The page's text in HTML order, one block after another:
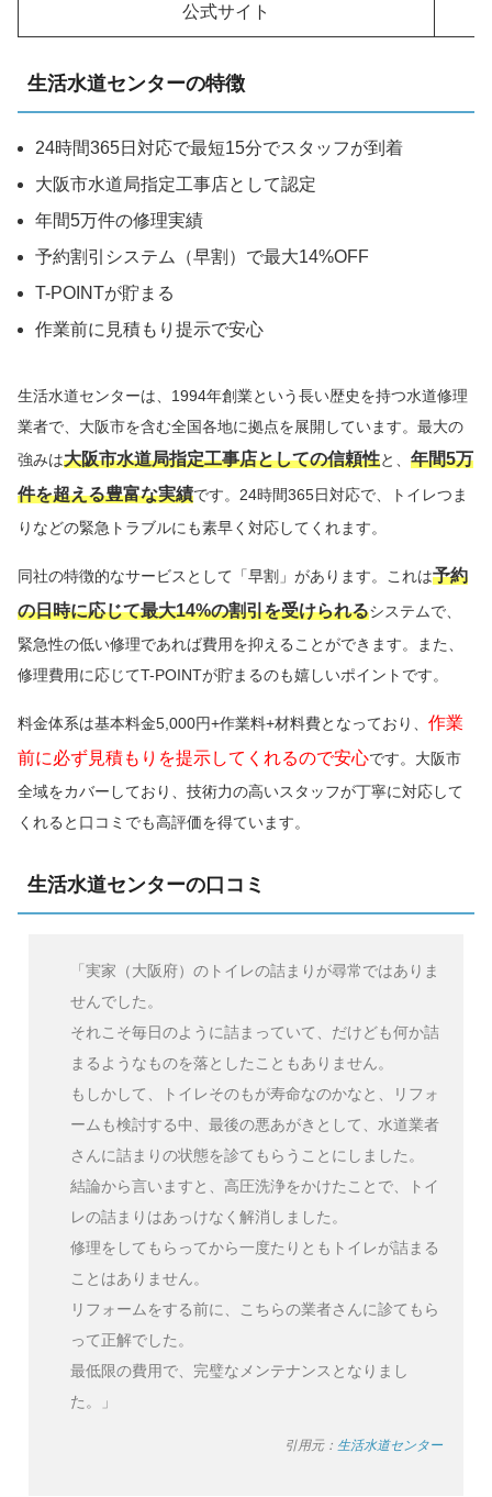
公式サイト
生活水道センターの特徴
24時間365日対応で最短15分でスタッフが到着
大阪市水道局指定工事店として認定
年間5万件の修理実績
予約割引システム（早割）で最大14%OFF
T-POINTが貯まる
作業前に見積もり提示で安心
生活水道センターは、1994年創業という長い歴史を持つ水道修理
業者で、大阪市を含む全国各地に拠点を展開しています。最大の
強みは大阪市水道局指定工事店としての信頼性と、 年間5万
件を超える豊富な実績です。24時間365日対応で、トイレつま
りなどの緊急トラブルにも素早く対応してくれます。
同社の特徴的なサービスとして「早割」があります。これは予約
の日時に応じて最大14%の割引を受けられるシステムで、
緊急性の低い修理であれば費用を抑えることができます。また、
修理費用に応じてT-POINTが貯まるのも嬉しいポイントです。
料金体系は基本料金5,000円+作業料+材料費となっており、 作業
前に必ず見積もりを提示してくれるので安心です。大阪市
全域をカバーしており、技術力の高いスタッフが丁寧に対応して
くれると口コミでも高評価を得ています。
生活水道センターの口コミ
「実家（大阪府）のトイレの詰まりが尋常ではありま
せんでした。
それこそ毎日のように詰まっていて、だけども何か詰
まるようなものを落としたこともありません。
もしかして、トイレそのもが寿命なのかなと、リフォ
ームも検討する中、最後の悪あがきとして、水道業者
さんに詰まりの状態を診てもらうことにしました。
結論から言いますと、高圧洗浄をかけたことで、トイ
レの詰まりはあっけなく解消しました。
修理をしてもらってから一度たりともトイレが詰まる
ことはありません。
リフォームをする前に、こちらの業者さんに診てもら
って正解でした。
最低限の費用で、完璧なメンテナンスとなりまし
た。」
引用元： 生活水道センター